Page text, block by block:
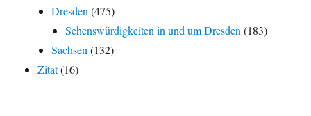
Dresden(475)
Sehenswürdigkeiten in und um Dresden(183)
Sachsen(132)
Zitat(16)